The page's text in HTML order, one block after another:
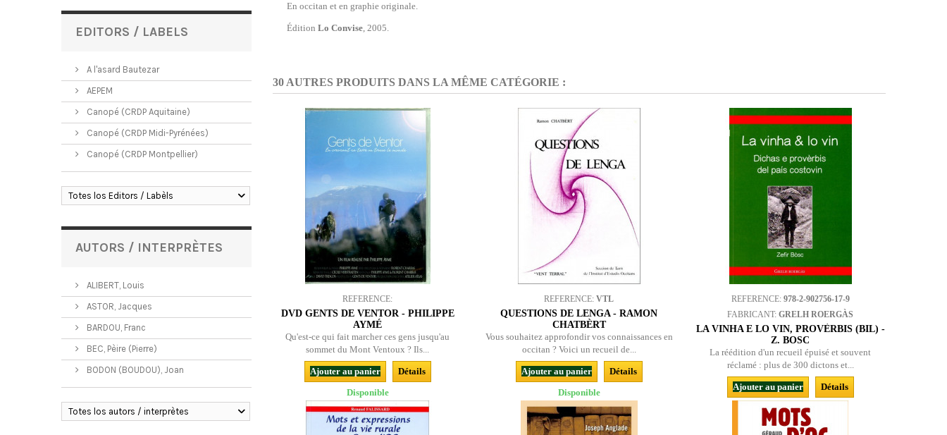
EDITORS / LABELS
A l'asard Bautezar
AEPEM
Canopé (CRDP Aquitaine)
Canopé (CRDP Midi-Pyrénées)
Canopé (CRDP Montpellier)
Totes los Editors / Labèls
AUTORS / INTERPRÈTES
ALIBERT, Louis
ASTOR, Jacques
BARDOU, Franc
BEC, Pèire (Pierre)
BODON (BOUDOU), Joan
Totes los autors / interprètes
En occitan et en graphie originale.
Édition Lo Convise, 2005.
30 AUTRES PRODUITS DANS LA MÊME CATÉGORIE :
REFERENCE:
DVD GENTS DE VENTOR - PHILIPPE
AYMÉ
Qu'est-ce qui fait marcher ces gens jusqu'au
sommet du Mont Ventoux ? Ils...
Ajouter au panier
Détails
Disponible
REFERENCE:VTL
QUESTIONS DE LENGA - RAMON
CHATBÈRT
Vous souhaitez approfondir vos connaissances en
occitan ? Voici un recueil de...
Ajouter au panier
Détails
Disponible
REFERENCE: 978-2-902756-17-9
FABRICANT:GRELH ROERGÀS
LA VINHA E LO VIN, PROVÈRBIS (BIL) -
Z. BOSC
La réédition d'un recueil épuisé et souvent
réclamé : plus de 300 dictons et...
Ajouter au panier Détails